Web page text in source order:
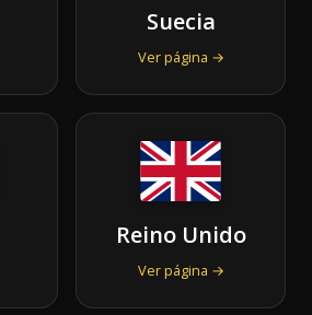
Suecia
Ver página →
Reino Unido
Ver página →